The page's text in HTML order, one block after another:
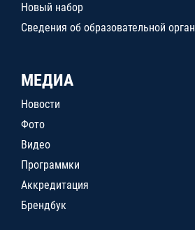
Новый набор
Сведения об образовательной
МЕДИА
Новости
Фото
Видео
Программки
Аккредитация
Брендбук